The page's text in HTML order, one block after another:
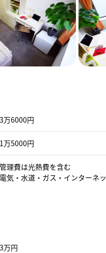
3万6000円
1万5000円
管理費は光熱費を含む
電気・水道・ガス・インターネ
3万円